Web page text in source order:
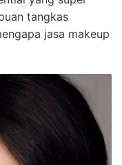
tangkas
jasa makeup